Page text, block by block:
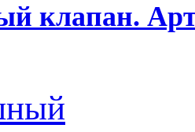
клапан.